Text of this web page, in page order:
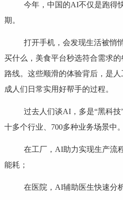
今年，中国的AI不仅是跑得
期。
打开手机，会发现生活被悄悄
买什么，美食平台秒选符合需求
路线。这些顺滑的体验背后，是
成人们日常实用好帮手的过程。
过去人们谈AI，多是“黑科技”
十多个行业、700多种业务场景中。
在工厂，AI助力实现生产流
能耗；
在医院，AI辅助医生快速分析